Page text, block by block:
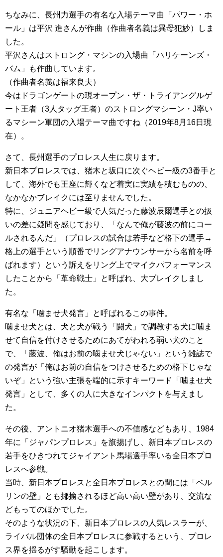
ちなみに、長州力選手の有名な入場テーマ曲「パワー・ホ
ール」は平沢 進さんが作曲（作曲者名義は異母犯妙）しま
した。
平沢さんはストロング・マシンの入場曲「ハリケーンズ・
バム」も作曲しています。
（作曲者名義は福来良夫）
今はドラゴンゲートの現オープン・ザ・トライアングルゲ
ート王者（3人タッグ王者）のストロングマシーン・J率い
るマシーン軍団の入場テーマ曲ですね（2019年8月16日現
在）。
さて、長州選手のプロレス人生に戻ります。
新日本プロレスでは、猪木と坂口に次ぐヘビー級の3番手と
して、海外でも王座に輝くなど着実に実績を積むものの、
なかなかブレイクには至りませんでした。
特に、ジュニアヘビー級で人気だった藤波辰爾選手との扱
いの差に疑問を感じており、「なんで俺が藤波の前にコー
ルされるんだ」（プロレスの試合は若手など格下の選手→
格上の選手という順番でリングアナウンサーから名前を呼
ばれます）という訴えをリング上でマイクパフォーマンス
したことから「革命戦士」と呼ばれ、大ブレイクしまし
た。
有名な「噛ませ犬発言」と呼ばれるこの事件。
噛ませ犬とは、犬と犬が戦う「闘犬」で調教する犬に噛ま
せて自信を付けさせるためにあてがわれる弱い犬のこと
で、「藤波、俺はお前の噛ませ犬じゃない」という雑誌で
の発言が「俺はお前の自信をつけさせるための格下じゃな
いぞ」という強い主張を端的に示すキーワード「噛ませ犬
発言」として、多くの人に大きなインパクトを与えまし
た。
その後、アントニオ猪木選手への不信感などもあり、1984
年に「ジャパンプロレス」を旗揚げし、新日本プロレスの
若手をひきつれてジャイアント馬場選手率いる全日本プロ
レスへ参戦。
当時、新日本プロレスと全日本プロレスとの間には「ベル
リンの壁」とも揶揄されるほど高い高い壁があり、交流な
どもってのほかでした。
そのような状況の下、新日本プロレスの人気レスラーが、
ライバル団体の全日本プロレスに参戦するという、プロレ
ス界を揺るがす騒動を起こします。